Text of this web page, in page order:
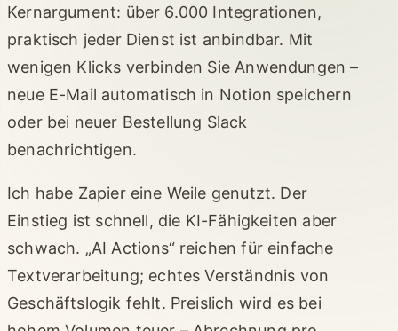
Kernargument: über 6.000 Integrationen,
praktisch jeder Dienst ist anbindbar. Mit
wenigen Klicks verbinden Sie Anwendungen –
neue E-Mail automatisch in Notion speichern
oder bei neuer Bestellung Slack
benachrichtigen.
Ich habe Zapier eine Weile genutzt. Der
Einstieg ist schnell, die KI-Fähigkeiten aber
schwach. „AI Actions“ reichen für einfache
Textverarbeitung; echtes Verständnis von
Geschäftslogik fehlt. Preislich wird es bei